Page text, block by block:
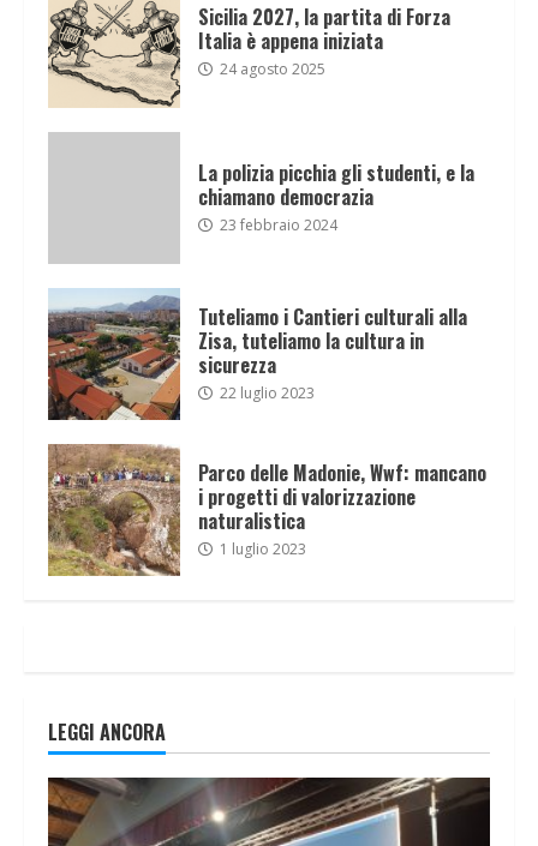
Sicilia 2027, la partita di Forza
Italia è appena iniziata
24 agosto 2025
La polizia picchia gli studenti, e la
chiamano democrazia
23 febbraio 2024
Tuteliamo i Cantieri culturali alla
Zisa, tuteliamo la cultura in
sicurezza
22 luglio 2023
Parco delle Madonie, Wwf: mancano
i progetti di valorizzazione
naturalistica
1 luglio 2023
LEGGI ANCORA